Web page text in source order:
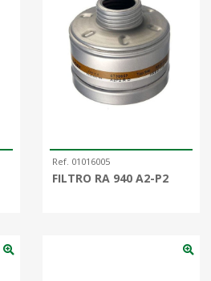
Ref. 01016005
FILTRO RA 940 A2-P2